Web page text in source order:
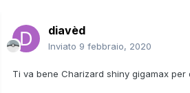
diavèd
Inviato 9 febbraio, 2020
Ti va bene Charizard shiny gigamax per